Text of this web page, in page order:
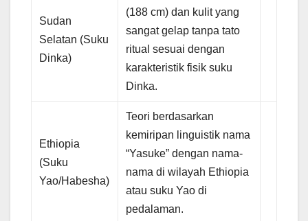
Sudan
Selatan (Suku
Dinka)
(188 cm) dan kulit yang
sangat gelap tanpa tato
ritual sesuai dengan
karakteristik fisik suku
Dinka.
Ethiopia
(Suku
Yao/Habesha)
Teori berdasarkan
kemiripan linguistik nama
“Yasuke” dengan nama-
nama di wilayah Ethiopia
atau suku Yao di
pedalaman.